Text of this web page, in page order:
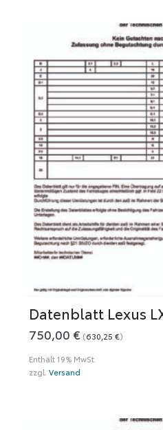
Datenblatt Lexus
750,00 € (630,25 €)
Enthält 19% MwSt.
zzgl. Versand